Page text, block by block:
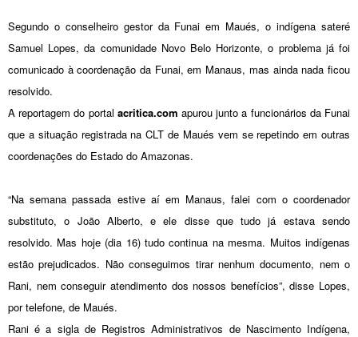
Segundo o conselheiro gestor da Funai em Maués, o indígena sateré
Samuel Lopes, da comunidade Novo Belo Horizonte, o problema já foi
comunicado à coordenação da Funai, em Manaus, mas ainda nada ficou
resolvido.
A reportagem do portal acritica.com apurou junto a funcionários da Funai
que a situação registrada na CLT de Maués vem se repetindo em outras
coordenações do Estado do Amazonas.
“Na semana passada estive aí em Manaus, falei com o coordenador
substituto, o João Alberto, e ele disse que tudo já estava sendo
resolvido. Mas hoje (dia 16) tudo continua na mesma. Muitos indígenas
estão prejudicados. Não conseguimos tirar nenhum documento, nem o
Rani, nem conseguir atendimento dos nossos benefícios”, disse Lopes,
por telefone, de Maués.
Rani é a sigla de Registros Administrativos de Nascimento Indígena,